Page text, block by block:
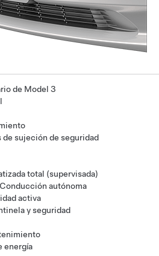
de Model 3
de sujeción de seguridad
total (supervisada)
autónoma
activa
y seguridad
energía